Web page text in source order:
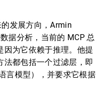
发展方向，Armin
据分析，当前的 MCP 总
因为它依赖于推理。他提
法都包括一个过滤层，即
言模型），并要求它根据